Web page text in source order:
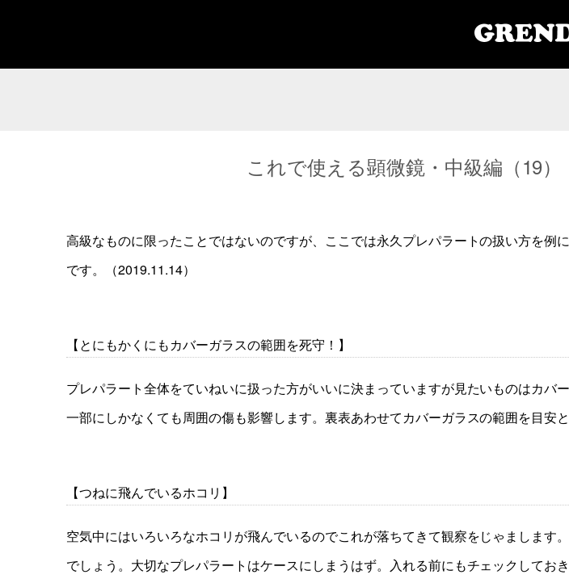
これで使える顕微鏡・中級編（19
高級なものに限ったことではないのですが、ここでは永久プレパラートの扱い方を
です。（2019.11.14）
【とにもかくにもカバーガラスの範囲を死守！】
プレパラート全体をていねいに扱った方がいいに決まっていますが見たいものはカ
一部にしかなくても周囲の傷も影響します。裏表あわせてカバーガラスの範囲を目安と
【つねに飛んでいるホコリ】
空気中にはいろいろなホコリが飛んでいるのでこれが落ちてきて観察をじゃましま
でしょう。大切なプレパラートはケースにしまうはず。入れる前にもチェックしておき